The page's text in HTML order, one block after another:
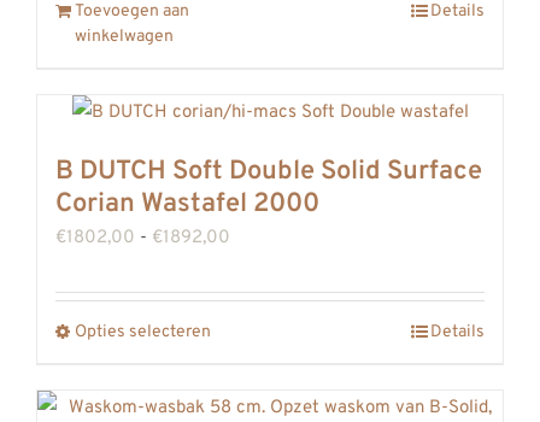
Toevoegen aan
winkelwagen
Details
B DUTCH Soft Double Solid Surface
Corian Wastafel 2000
€1802,00 - €1892,00
Opties selecteren
heeft
Details